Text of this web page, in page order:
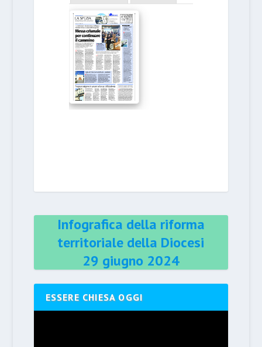
Infografica della riforma
territoriale della Diocesi
29 giugno 2024
ESSERE CHIESA OGGI